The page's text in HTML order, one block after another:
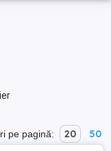
pe pagină: 20 50